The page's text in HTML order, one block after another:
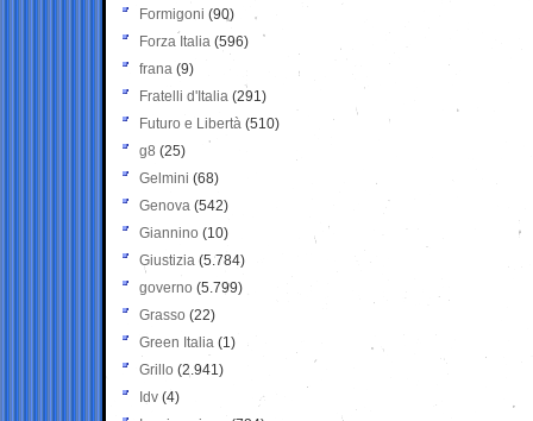
Formigoni (90)
Forza Italia (596)
frana (9)
Fratelli d'Italia (291)
Futuro e Libertà (510)
g8 (25)
Gelmini (68)
Genova (542)
Giannino (10)
Giustizia (5.784)
governo (5.799)
Grasso (22)
Green Italia (1)
Grillo (2.941)
Idv (4)